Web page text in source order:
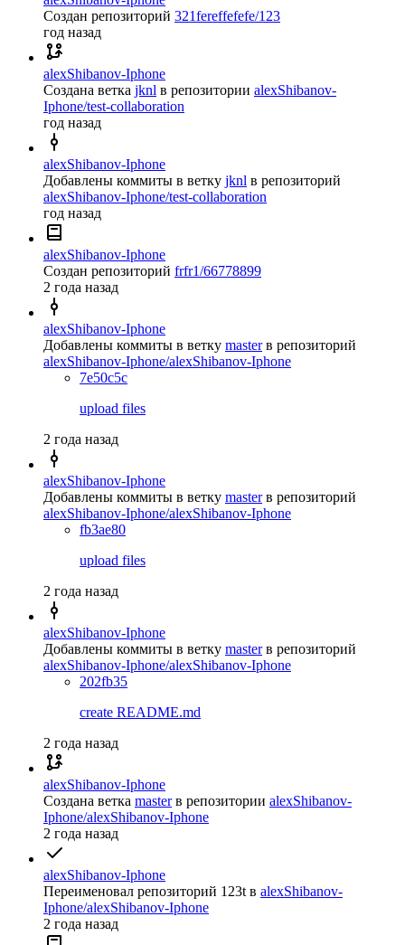
Создан репозиторий 321fereffefefe/123
год назад
alexShibanov-Iphone
Создана ветка jknl в репозитории alexShibanov-
Iphone/test-collaboration
год назад
alexShibanov-Iphone
Добавлены коммиты в ветку jknl в репозиторий
alexShibanov-Iphone/test-collaboration
год назад
alexShibanov-Iphone
Создан репозиторий frfr1/66778899
2 года назад
alexShibanov-Iphone
Добавлены коммиты в ветку master в репозиторий
alexShibanov-Iphone/alexShibanov-Iphone
7e50c5c
upload files
2 года назад
alexShibanov-Iphone
Добавлены коммиты в ветку master в репозиторий
alexShibanov-Iphone/alexShibanov-Iphone
fb3ae80
upload files
2 года назад
alexShibanov-Iphone
Добавлены коммиты в ветку master в репозиторий
alexShibanov-Iphone/alexShibanov-Iphone
202fb35
create README.md
2 года назад
alexShibanov-Iphone
Создана ветка master в репозитории alexShibanov-
Iphone/alexShibanov-Iphone
2 года назад
alexShibanov-Iphone
Переименовал репозиторий 123t в alexShibanov-
Iphone/alexShibanov-Iphone
2 года назад